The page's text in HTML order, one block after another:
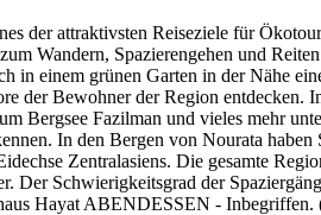
der attraktivsten Reiseziele für
Wandern, Spazierengehen und
in einem grünen Garten in der Nähe
der Bewohner der Region entdecken.
Bergsee Fazilman und vieles mehr
In den Bergen von Nourata
Zentralasiens. Die gesamte
Der Schwierigkeitsgrad der
Hayat ABENDESSEN -